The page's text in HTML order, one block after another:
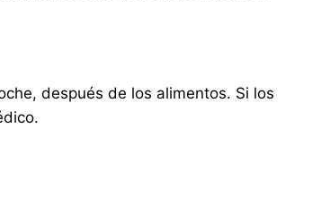
después de los alimentos. Si los